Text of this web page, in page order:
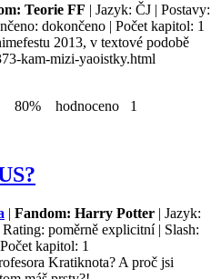
Teorie FF | Jazyk: ČJ | Postavy:
dokončeno | Počet kapitol: 1
2013, v textové podobě
kam-mizi-yaoistky.html
80% hodnoceno 1
| Fandom: Harry Potter | Jazyk:
poměrně explicitní | Slash:
kapitol: 1
Kratiknota? A proč jsi